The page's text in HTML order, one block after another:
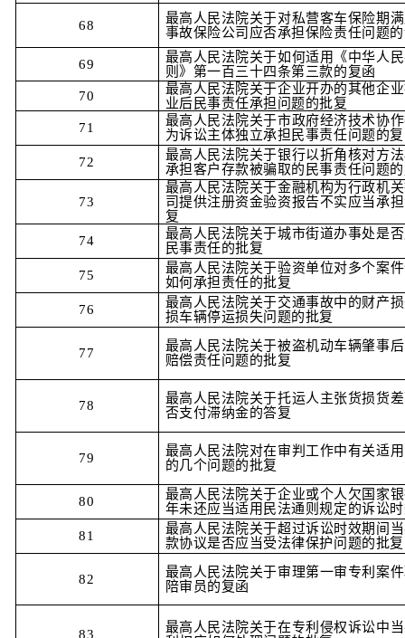
68
最高人民法院关于对私营客车保险期
事故保险公司应否承担保险责任问题
69
最高人民法院关于如何适用《中华人
则》第一百三十四条第三款的复函
70
最高人民法院关于企业开办的其他企
业后民事责任承担问题的批复
71
最高人民法院关于市政府经济技术协
为诉讼主体独立承担民事责任问题的
72
最高人民法院关于银行以折角核对方
承担客户存款被骗取的民事责任问题
73
最高人民法院关于金融机构为行政机
司提供注册资金验资报告不实应当承
复
74
最高人民法院关于城市街道办事处是
民事责任的批复
75
最高人民法院关于验资单位对多个案
如何承担责任的批复
76
最高人民法院关于交通事故中的财产
损车辆停运损失问题的批复
77
最高人民法院关于被盗机动车辆肇事
赔偿责任问题的批复
78
最高人民法院关于托运人主张货损货
否支付滞纳金的答复
79
最高人民法院对在审判工作中有关适
的几个问题的批复
80
最高人民法院关于企业或个人欠国家
年未还应当适用民法通则规定的诉讼
81
最高人民法院关于超过诉讼时效期间
款协议是否应当受法律保护问题的批复
82
最高人民法院关于审理第一审专利案
陪审员的复函
83
最高人民法院关于在专利侵权诉讼中